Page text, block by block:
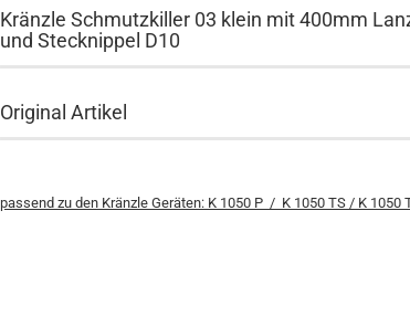
Kränzle Schmutzkiller 03 klein mit 400mm
und Stecknippel D10
Original Artikel
passend zu den Kränzle Geräten: K 1050 P / K 1050 TS / K 1050